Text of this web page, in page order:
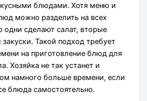
блюдами. Хотя меню и
можно разделить на всех
одни сделают салат, вторые
закуски. Такой подход требует
на приготовление блюд для
Хозяйка не так устанет и
намного больше времени, если
блюда самостоятельно.